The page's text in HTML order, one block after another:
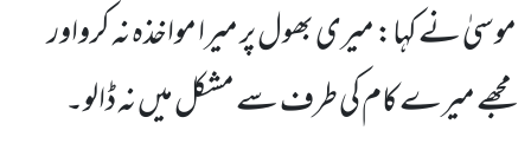
موسیٰ نے کہا: میری بھول پر میرا مواخذہ نہ کرواور
مجھے میرے کام کی طرف سے مشکل میں نہ ڈالو۔